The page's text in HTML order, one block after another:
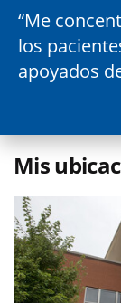
Me
los
apoyados
Mis